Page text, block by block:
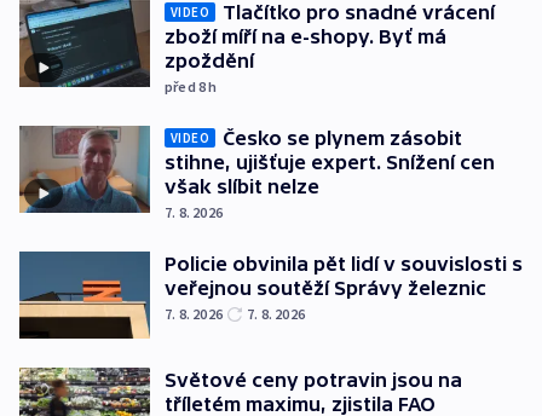
VIDEO
Tlačítko pro snadné vrácení
zboží míří na e-shopy. Byť má
zpoždění
před 8h
VIDEO
Česko se plynem zásobit
stihne, ujišťuje expert. Snížení cen
však slíbit nelze
7. 8. 2026
Policie obvinila pět lidí v souvislosti s
veřejnou soutěží Správy železnic
7. 8. 2026 7. 8. 2026
Světové ceny potravin jsou na
tříletém maximu, zjistila FAO